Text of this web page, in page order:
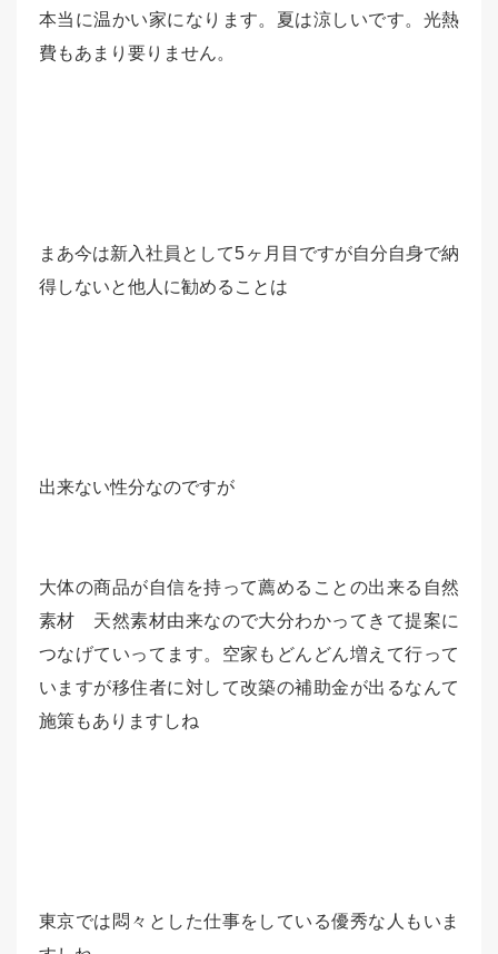
本当に温かい家になります。夏は涼しいです。光熱
費もあまり要りません。
まあ今は新入社員として5ヶ月目ですが自分自身で納
得しないと他人に勧めることは
出来ない性分なのですが
大体の商品が自信を持って薦めることの出来る自然
素材 天然素材由来なので大分わかってきて提案に
つなげていってます。空家もどんどん増えて行って
いますが移住者に対して改築の補助金が出るなんて
施策もありますしね
東京では悶々とした仕事をしている優秀な人もいま